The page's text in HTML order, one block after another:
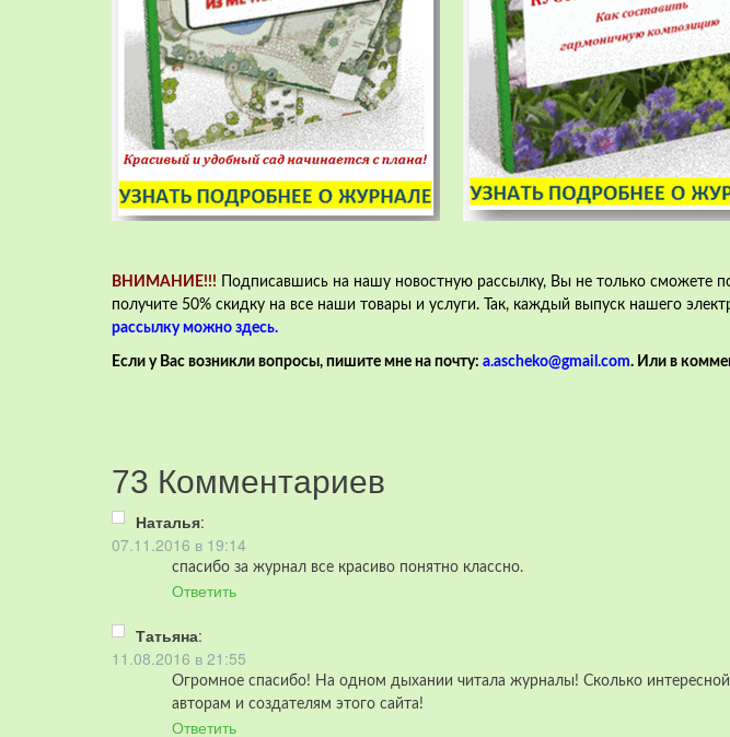
ВНИМАНИЕ!!! Подписавшись на нашу новостную рассылку, Вы не только сможете
получите 50% скидку на все наши товары и услуги. Так, каждый выпуск нашего
рассылку можно здесь.
Если у Вас возникли вопросы, пишите мне на почту: a.ascheko@gmail.com. Или в
73 Комментариев
Наталья:
07.11.2016 в 19:14
спасибо за журнал все красиво понятно классно.
Ответить
Татьяна:
11.08.2016 в 21:55
Огромное спасибо! На одном дыхании читала журналы! Сколько
авторам и создателям этого сайта!
Ответить